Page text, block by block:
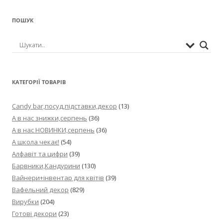
ПОШУК
КАТЕГОРІЇ ТОВАРІВ
Candy bar,посуд,підставки,декор (13)
А в нас знижки,серпень (36)
А в нас НОВИНКИ,серпень (36)
А школа чекає! (54)
Алфавіт та цифри (39)
Барвники,Кандурини (130)
Вайнери+інвентар для квітів (39)
Вафельний декор (829)
Вирубки (204)
Готові декори (23)